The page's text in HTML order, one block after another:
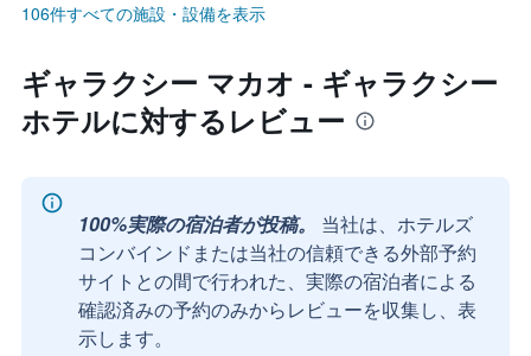
106件すべての施設・設備を表示
ギャラクシー マカオ - ギャラクシー
ホテルに対するレビュー
100%実際の宿泊者が投稿。
当社は、ホテルズ
コンバインドまたは当社の信頼できる外部予約
サイトとの間で行われた、実際の宿泊者による
確認済みの予約のみからレビューを収集し、表
示します。